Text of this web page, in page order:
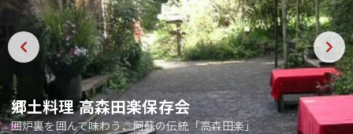
郷土料理 高森田楽保存会
囲炉裏を囲んで味わう、阿蘇の伝統「高森田楽」